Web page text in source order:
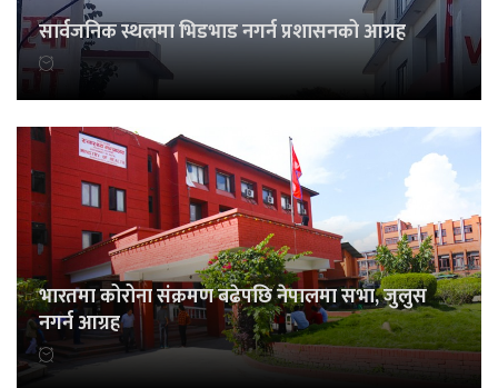
सार्वजनिक स्थलमा भिडभाड नगर्न प्रशासनको आग्रह
भारतमा कोरोना संक्रमण बढेपछि नेपालमा सभा, जुलुस
नगर्न आग्रह